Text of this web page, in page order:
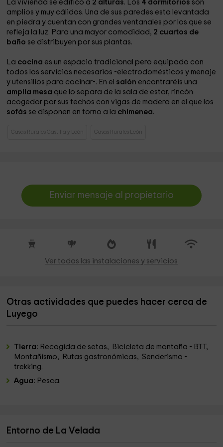
La vivienda se edificó a 2 alturas. Los 4 dormitorios son
amplios y muy cálidos. Una de sus paredes esta levantada
en piedra y cuentan con grandes ventanales por los que se
refleja la luz. Para una mayor comodidad, 2 cuartos de
baño se distribuyen por sus plantas.
La cocina es un espacio tradicional pero equipado con
todos los servicios necesarios -electrodomésticos y menaje
y utensilios para cocinar-. En el salón encontraréis una
amplia mesa que lo separa de la sala de estar, rincón
acogedor por sus techos con vigas de madera en el que los
sofás se disponen en torno a la chimenea.
Casas Rurales Castilla y León Casas Rurales León
Enviar mensaje al propietario
Ver todas las instalaciones y servicios
Otras actividades que puedes hacer cerca de
Luyego
Tierra: Recogida de setas, Bicicleta de montaña - BTT,
Montañismo, Rutas gastronómicas, Senderismo -
trekking.
Agua: Pesca.
Entorno de La Velada